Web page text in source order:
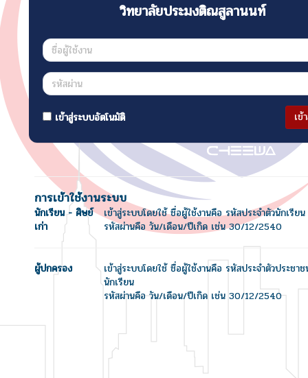
วิทยาลัยประมงติณสูลานนท์
เข้าสู่ระบบอัตโนมัติ เข้
การเข้าใช้งานระบบ
นักเรียน - ศิษย์
เก่า
เข้าสู่ระบบโดยใช้ ชื่อผู้ใช้งานคือ รหัสประจำตัวนักเรียน
รหัสผ่านคือ วัน/เดือน/ปีเกิด เช่น 30/12/2540
ผู้ปกครอง
เข้าสู่ระบบโดยใช้ ชื่อผู้ใช้งานคือ รหัสประจำตัวประชา
นักเรียน
รหัสผ่านคือ วัน/เดือน/ปีเกิด เช่น 30/12/2540